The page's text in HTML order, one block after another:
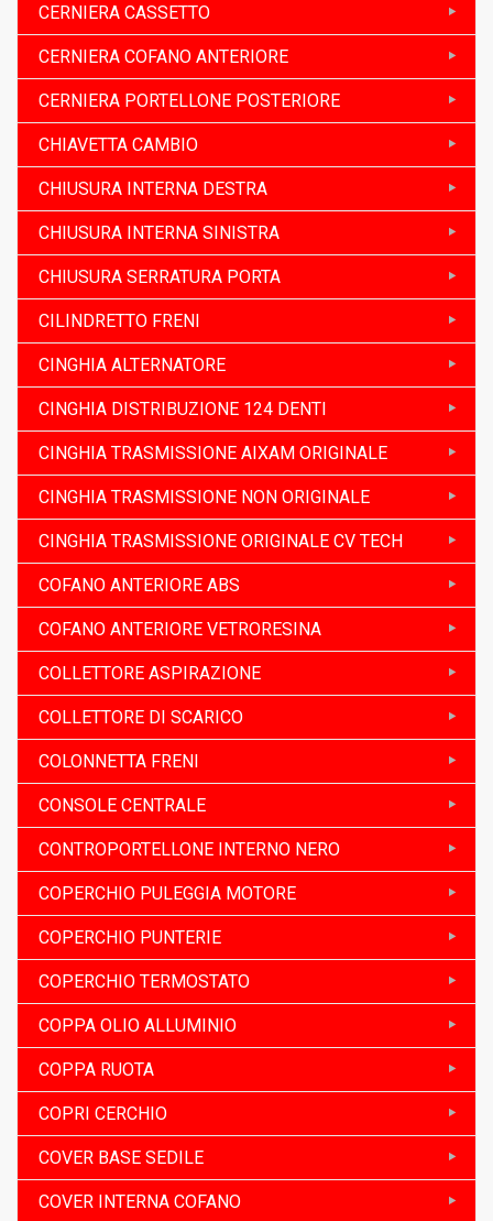
CERNIERA CASSETTO
CERNIERA COFANO ANTERIORE
CERNIERA PORTELLONE POSTERIORE
CHIAVETTA CAMBIO
CHIUSURA INTERNA DESTRA
CHIUSURA INTERNA SINISTRA
CHIUSURA SERRATURA PORTA
CILINDRETTO FRENI
CINGHIA ALTERNATORE
CINGHIA DISTRIBUZIONE 124 DENTI
CINGHIA TRASMISSIONE AIXAM ORIGINALE
CINGHIA TRASMISSIONE NON ORIGINALE
CINGHIA TRASMISSIONE ORIGINALE CV TECH
COFANO ANTERIORE ABS
COFANO ANTERIORE VETRORESINA
COLLETTORE ASPIRAZIONE
COLLETTORE DI SCARICO
COLONNETTA FRENI
CONSOLE CENTRALE
CONTROPORTELLONE INTERNO NERO
COPERCHIO PULEGGIA MOTORE
COPERCHIO PUNTERIE
COPERCHIO TERMOSTATO
COPPA OLIO ALLUMINIO
COPPA RUOTA
COPRI CERCHIO
COVER BASE SEDILE
COVER INTERNA COFANO